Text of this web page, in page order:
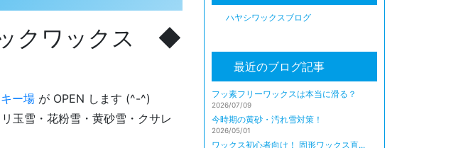
クワックス ◆
ー場 が OPEN します (^-^)
玉雪・花粉雪・黄砂雪・クサレ
ハヤシワックスブログ
最近のブログ記事
フッ素フリーワックスは本当に滑る？
2026/07/09
今時期の黄砂・汚れ雪対策！
2026/05/01
ワックス初心者向け！ 固形ワックス直...